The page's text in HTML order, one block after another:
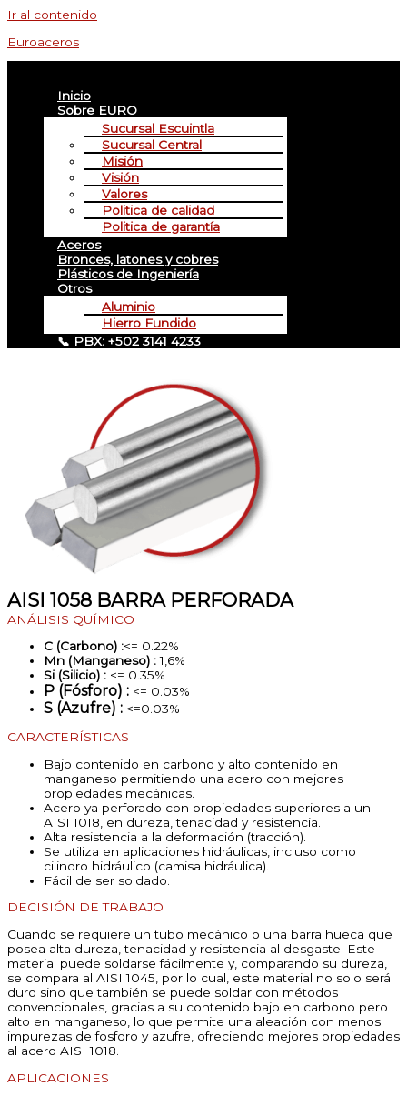
Ir al contenido
Euroaceros
Inicio
Sobre EURO
Sucursal Escuintla
Sucursal Central
Misión
Visión
Valores
Politica de calidad
Politica de garantía
Aceros
Bronces, latones y cobres
Plásticos de Ingeniería
Otros
Aluminio
Hierro Fundido
📞 PBX: +502 3141 4233
AISI 1058 BARRA PERFORADA
ANÁLISIS QUÍMICO
C (Carbono) :<= 0.22%
Mn (Manganeso) :1,6%
Si (Silicio) : <= 0.35%
P (Fósforo) : <= 0.03%
S (Azufre) : <=0.03%
CARACTERÍSTICAS
Bajo contenido en carbono y alto contenido en
manganeso permitiendo una acero con mejores
propiedades mecánicas.
Acero ya perforado con propiedades superiores a un
AISI 1018, en dureza, tenacidad y resistencia.
Alta resistencia a la deformación (tracción).
Se utiliza en aplicaciones hidráulicas, incluso como
cilindro hidráulico (camisa hidráulica).
Fácil de ser soldado.
DECISIÓN DE TRABAJO
Cuando se requiere un tubo mecánico o una barra hueca que
posea alta dureza, tenacidad y resistencia al desgaste. Este
material puede soldarse fácilmente y, comparando su dureza,
se compara al AISI 1045, por lo cual, este material no solo será
duro sino que también se puede soldar con métodos
convencionales, gracias a su contenido bajo en carbono pero
alto en manganeso, lo que permite una aleación con menos
impurezas de fosforo y azufre, ofreciendo mejores propiedades
al acero AISI 1018.
APLICACIONES